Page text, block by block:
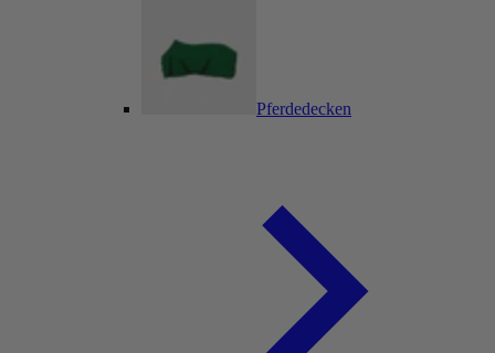
Pferdedecken